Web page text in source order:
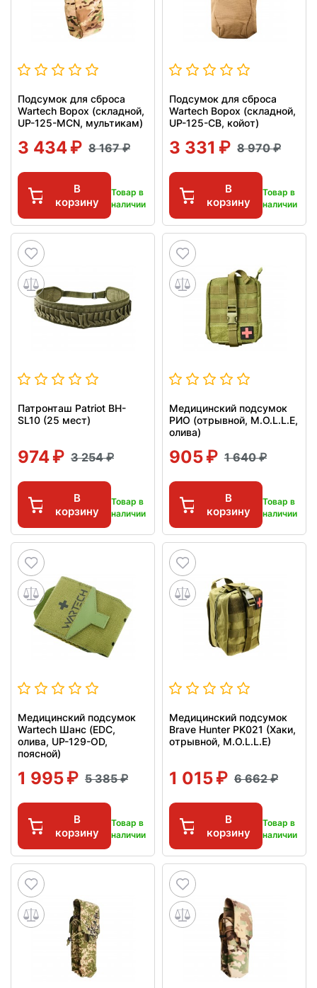
Подсумок для сброса
Wartech Ворох (складной,
UP-125-MCN, мультикам)
3 434 8 167
В
корзину
Товар в
наличии
Подсумок для сброса
Wartech Ворох (складной,
UP-125-CB, койот)
3 331 8 970
В
корзину
Товар в
наличии
Патронташ Patriot BH-
SL10 (25 мест)
974 3 254
В
корзину
Товар в
наличии
Медицинский подсумок
РИО (отрывной, M.O.L.L.E,
олива)
905 1 640
В
корзину
Товар в
наличии
Медицинский подсумок
Wartech Шанс (EDC,
олива, UP-129-OD,
поясной)
1 995 5 385
В
корзину
Товар в
наличии
Медицинский подсумок
Brave Hunter PK021 (Хаки,
отрывной, M.O.L.L.E)
1 015 6 662
В
корзину
Товар в
наличии